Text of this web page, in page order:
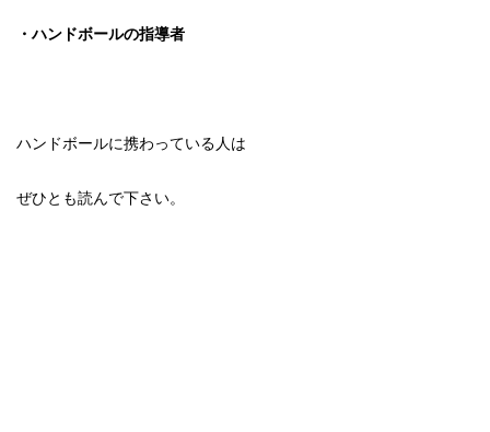
・ハンドボールの指導者
ハンドボールに携わっている人は
ぜひとも読んで下さい。